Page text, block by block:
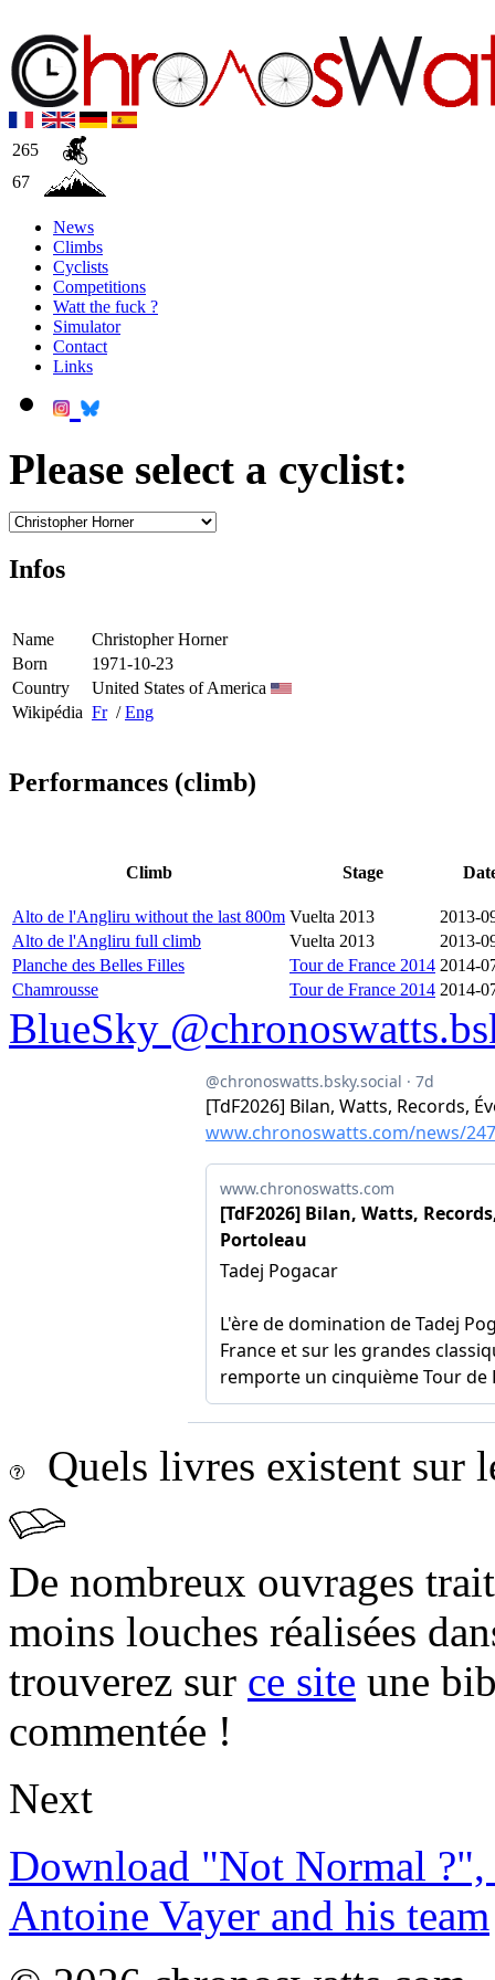
265
67
News
Climbs
Cyclists
Competitions
Watt the fuck ?
Simulator
Contact
Links
Please select a cyclist:
Infos
Name
Christopher Horner
Born
1971-10-23
Country
United States of America
Wikipédia Fr/Eng
Performances (climb)
Climb Stage
Alto de l'Angliru without the last 800m Vuelta 2013
2013-
Alto de l'Angliru full climb
Vuelta 2013
2013-
Planche des Belles Filles
Tour de France 2014 2014-
Chamrousse
Tour de France 2014 2014-
BlueSky
Quels livres existent sur
De nombreux ouvrages
moins louches réalisées
trouverez sur ce site une
commentée !
Next
Download "Not Normal ?",
Antoine Vayer and his team